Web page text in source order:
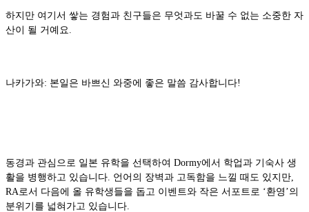
하지만 여기서 쌓는 경험과 친구들은 무엇과도 바꿀 수 없는 소중한 자
산이 될 거예요.
나카가와: 본일은 바쁘신 와중에 좋은 말씀 감사합니다!
동경과 관심으로 일본 유학을 선택하여 Dormy에서 학업과 기숙사 생
활을 병행하고 있습니다. 언어의 장벽과 고독함을 느낄 때도 있지만,
RA로서 다음에 올 유학생들을 돕고 이벤트와 작은 서포트로 ‘환영’의
분위기를 넓혀가고 있습니다.